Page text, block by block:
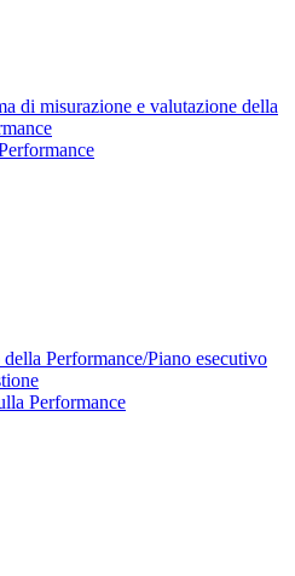
di misurazione e valutazione della
della Performance/Piano esecutivo
Performance